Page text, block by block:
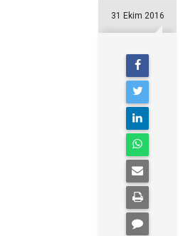
31 Ekim 2016